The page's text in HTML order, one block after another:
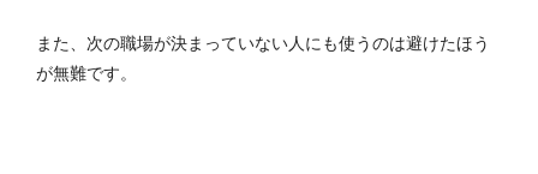
また、次の職場が決まっていない人にも使うのは避けたほう
が無難です。